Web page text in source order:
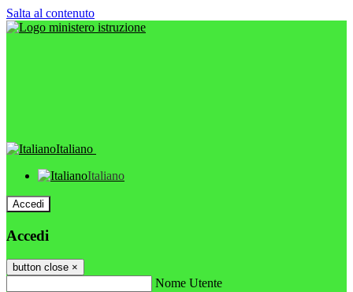
Salta al contenuto
Italiano
Italiano
Accedi
Accedi
button close ×
Nome Utente